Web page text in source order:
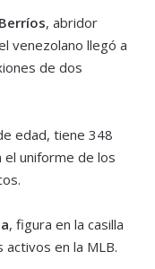
, abridor
venezolano llegó a
de dos
edad, tiene 348
el uniforme de los
, figura en la casilla
en la MLB.